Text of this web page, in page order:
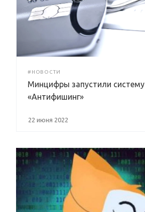
#НОВОСТИ
Минцифры запустили систему
«Антифишинг»
22 июня 2022